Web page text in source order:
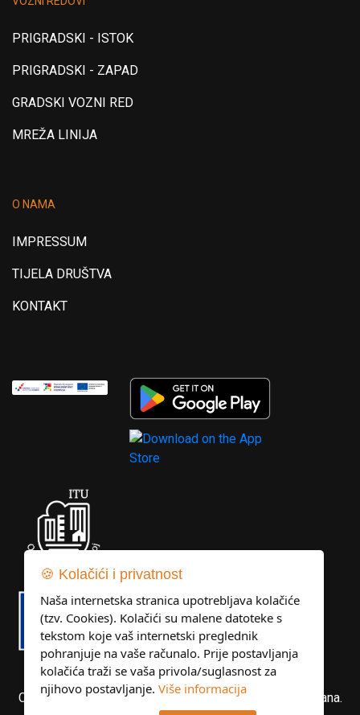
PRIGRADSKI - ISTOK
PRIGRADSKI - ZAPAD
GRADSKI VOZNI RED
MREŽA LINIJA
O NAMA
IMPRESSUM
TIJELA DRUŠTVA
KONTAKT
Copyright © Libertas Dubrovnik d.o.o. Sva prava pridržana.
🍪 Kolačići i privatnost
Naša internetska stranica upotrebljava kolačiće
(tzv. Cookies). Kolačići su malene datoteke s
tekstom koje vaš internetski preglednik
pohranjuje na vaše računalo. Prije postavljanja
kolačića traži se vaša privola/suglasnost za
njihovo postavljanje. Više informacija